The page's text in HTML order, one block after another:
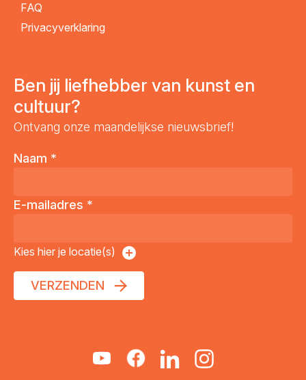
FAQ
Privacyverklaring
Ben jij liefhebber van kunst en
cultuur?
Ontvang onze maandelijkse nieuwsbrief!
Naam *
E-mailadres *
Kies hier je locatie(s)
VERZENDEN